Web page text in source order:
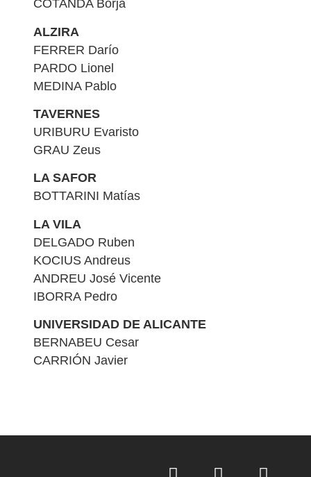
COTANDA Borja
ALZIRA
FERRER Darío
PARDO Lionel
MEDINA Pablo
TAVERNES
URIBURU Evaristo
GRAU Zeus
LA SAFOR
BOTTARINI Matías
LA VILA
DELGADO Ruben
KOCIUS Andreus
ANDREU José Vicente
IBORRA Pedro
UNIVERSIDAD DE ALICANTE
BERNABEU Cesar
CARRIÓN Javier